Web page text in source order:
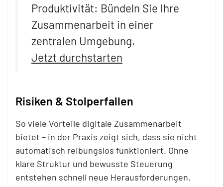
Produktivität: Bündeln Sie Ihre
Zusammenarbeit in einer
zentralen Umgebung.
Jetzt durchstarten
Risiken & Stolperfallen
So viele Vorteile digitale Zusammenarbeit
bietet – in der Praxis zeigt sich, dass sie nicht
automatisch reibungslos funktioniert. Ohne
klare Struktur und bewusste Steuerung
entstehen schnell neue Herausforderungen.